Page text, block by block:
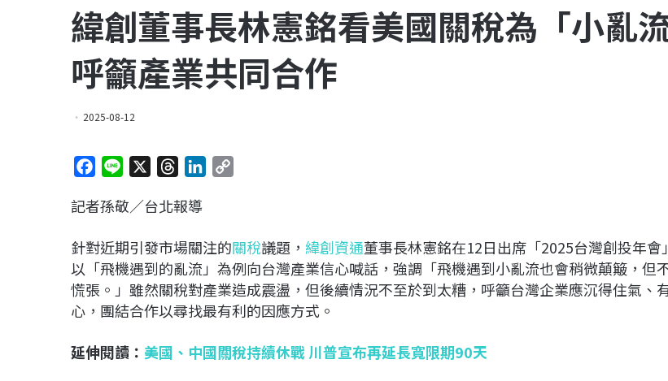
緯創董事長林憲銘看美國關稅為「小亂流
呼籲產業共同合作
2025-08-12
c
b
o
o
k
n
r
a
d
s
e
d
I
n
L
i
n
k
記者孫敬／台北報導
針對近期引發市場關注的關稅議題， 緯創資通董事長林憲銘在12日出席「2025台灣創投年會
以「飛機遇到的亂流」為例向台灣產業信心喊話，強調「飛機遇到小亂流也會稍微顛簸，但
慌張。」雖然關稅對產業造成震盪，但後續情況不至於到太糟，呼籲台灣企業應沉得住氣、
心，團結合作以尋找最有利的因應方式。
延伸閱讀： 美國、中國關稅持續休戰 川普宣布再延長寬限期90天